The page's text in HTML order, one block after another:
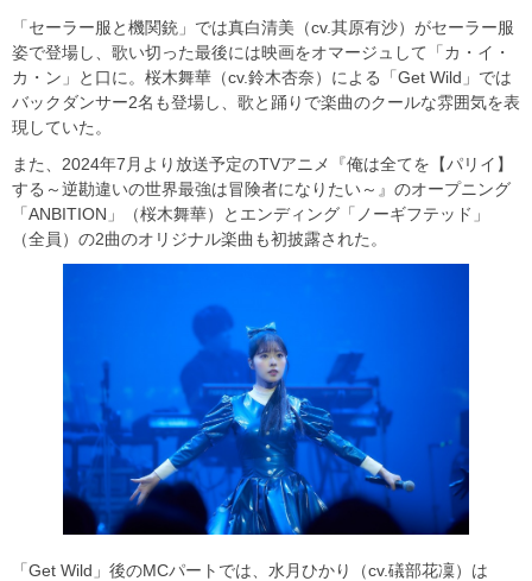
「セーラー服と機関銃」では真白清美（cv.其原有沙）がセーラー服
姿で登場し、歌い切った最後には映画をオマージュして「カ・イ・
カ・ン」と口に。桜木舞華（cv.鈴木杏奈）による「Get Wild」では
バックダンサー2名も登場し、歌と踊りで楽曲のクールな雰囲気を表
現していた。
また、2024年7月より放送予定のTVアニメ『俺は全てを【パリイ】
する～逆勘違いの世界最強は冒険者になりたい～』のオープニング
「ANBITION」（桜木舞華）とエンディング「ノーギフテッド」
（全員）の2曲のオリジナル楽曲も初披露された。
「Get Wild」後のMCパートでは、水月ひかり（cv.礒部花凜）は